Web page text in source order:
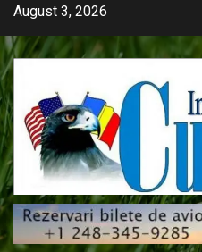
Skip
content
August 3, 2026